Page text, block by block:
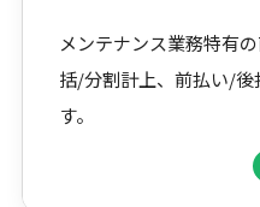
メンテナンス業務特有
括/分割計上、前払い/
す。